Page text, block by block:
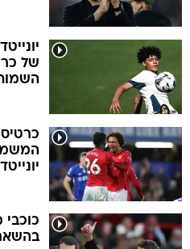
של
כוכבי